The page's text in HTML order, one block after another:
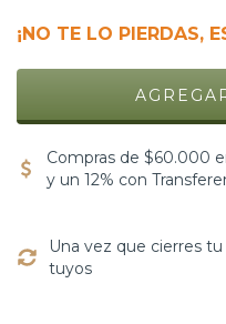
¡NO TE LO PIERDAS,
Compras de $60.000
y un 12% con
Una vez que cierres
tuyos